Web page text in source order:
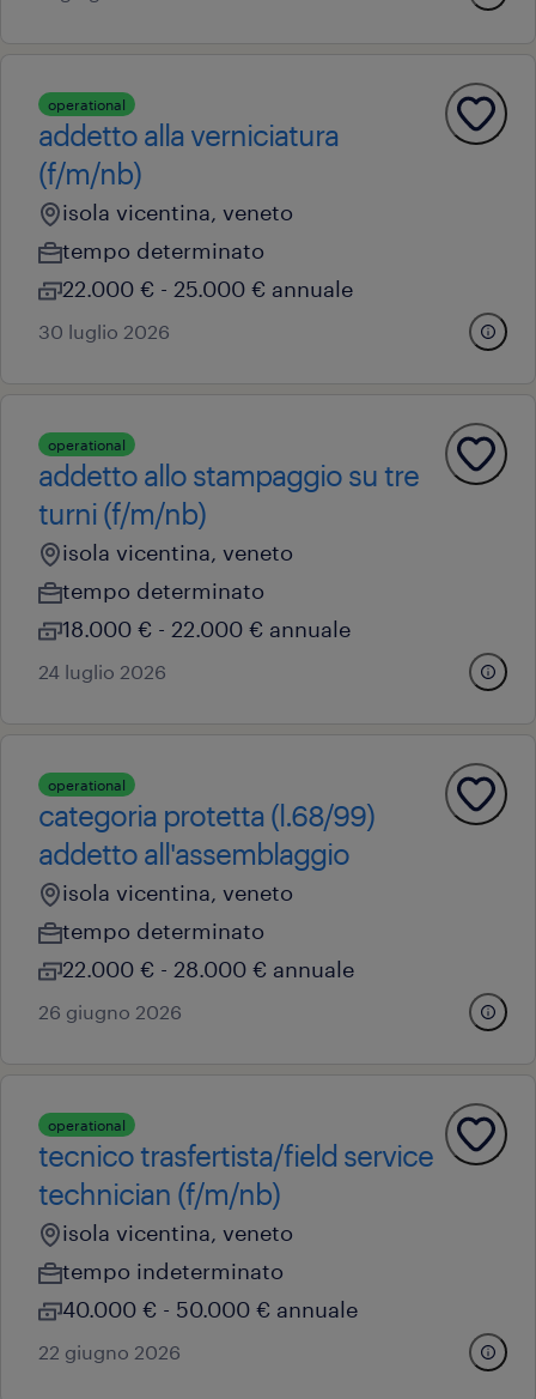
operational
addetto alla verniciatura
(f/m/nb)
isola vicentina, veneto
tempo determinato
22.000 € - 25.000 € annuale
30 luglio 2026
operational
addetto allo stampaggio su tre
turni (f/m/nb)
isola vicentina, veneto
tempo determinato
18.000 € - 22.000 € annuale
24 luglio 2026
operational
categoria protetta (l.68/99)
addetto all'assemblaggio
isola vicentina, veneto
tempo determinato
22.000 € - 28.000 € annuale
26 giugno 2026
operational
tecnico trasfertista/field service
technician (f/m/nb)
isola vicentina, veneto
tempo indeterminato
40.000 € - 50.000 € annuale
22 giugno 2026